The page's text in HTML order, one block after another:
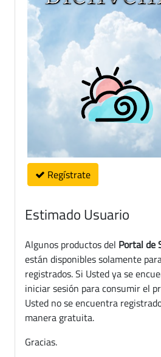
Regístrate
Estimado Usuario
Algunos productos del Portal de
están disponibles solamente
registrados. Si Usted ya se
iniciar sesión para consumir el
Usted no se encuentra
manera gratuita.
Gracias.